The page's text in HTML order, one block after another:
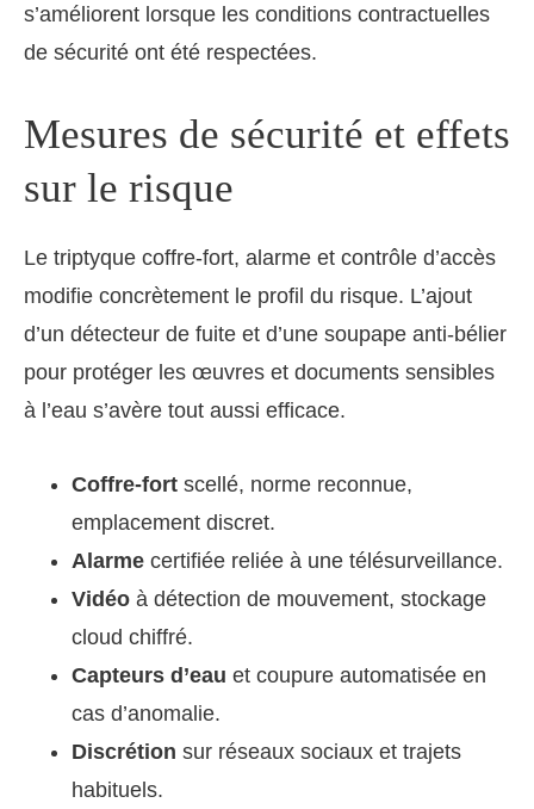
s’améliorent lorsque les conditions contractuelles
de sécurité ont été respectées.
Mesures de sécurité et effets
sur le risque
Le triptyque coffre-fort, alarme et contrôle d’accès
modifie concrètement le profil du risque. L’ajout
d’un détecteur de fuite et d’une soupape anti-bélier
pour protéger les œuvres et documents sensibles
à l’eau s’avère tout aussi efficace.
Coffre-fort scellé, norme reconnue,
emplacement discret.
Alarme certifiée reliée à une télésurveillance.
Vidéo à détection de mouvement, stockage
cloud chiffré.
Capteurs d’eau et coupure automatisée en
cas d’anomalie.
Discrétion sur réseaux sociaux et trajets
habituels.